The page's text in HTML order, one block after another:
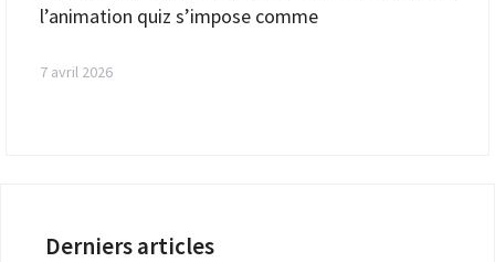
l’animation quiz s’impose comme
7 avril 2026
Derniers articles